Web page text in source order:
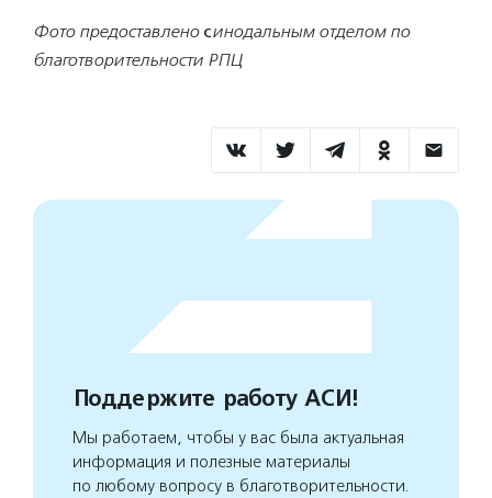
Фото предоставленосинодальным отделом по
благотворительности РПЦ
Поддержите работу АСИ!
Мы работаем, чтобы у вас была актуальная
информация и полезные материалы
по любому вопросу в благотворительности.